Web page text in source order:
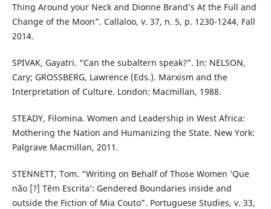
Thing Around your Neck and Dionne Brand’s At the Full and
Change of the Moon”. Callaloo, v. 37, n. 5, p. 1230-1244, Fall
2014.
SPIVAK, Gayatri. “Can the subaltern speak?”. In: NELSON,
Cary; GROSSBERG, Lawrence (Eds.). Marxism and the
Interpretation of Culture. London: Macmillan, 1988.
STEADY, Filomina. Women and Leadership in West Africa:
Mothering the Nation and Humanizing the State. New York:
Palgrave Macmillan, 2011.
STENNETT, Tom. “Writing on Behalf of Those Women ‘Que
não [?] Têm Escrita’: Gendered Boundaries inside and
outside the Fiction of Mia Couto”. Portuguese Studies, v. 33,